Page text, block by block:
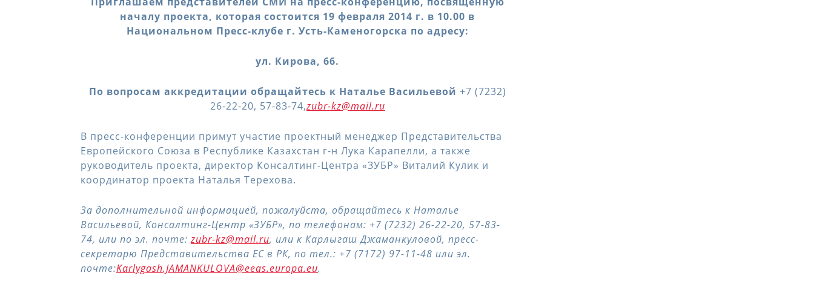
началу проекта, которая состоится 19 февраля 2014 г. в 10.00 в
Национальном Пресс-клубе г. Усть-Каменогорска по адресу:
ул. Кирова, 66.
По вопросам аккредитации обращайтесь к Наталье Васильевой +7 (7232)
26-22-20, 57-83-74,zubr-kz@mail.ru
В пресс-конференции примут участие проектный менеджер Представительства
Европейского Союза в Республике Казахстан г-н Лука Карапелли, а также
руководитель проекта, директор Консалтинг-Центра «ЗУБР» Виталий Кулик и
координатор проекта Наталья Терехова.
За дополнительной информацией, пожалуйста, обращайтесь к Наталье
Васильевой, Консалтинг-Центр «ЗУБР», по телефонам: +7 (7232) 26-22-20, 57-83-
74, или по эл. почте:zubr-kz@mail.ru, или к Карлыгаш Джаманкуловой, пресс-
секретарю Представительства ЕС в РК, по тел.: +7 (7172) 97-11-48 или эл.
почте:Karlygash.JAMANKULOVA@eeas.europa.eu.